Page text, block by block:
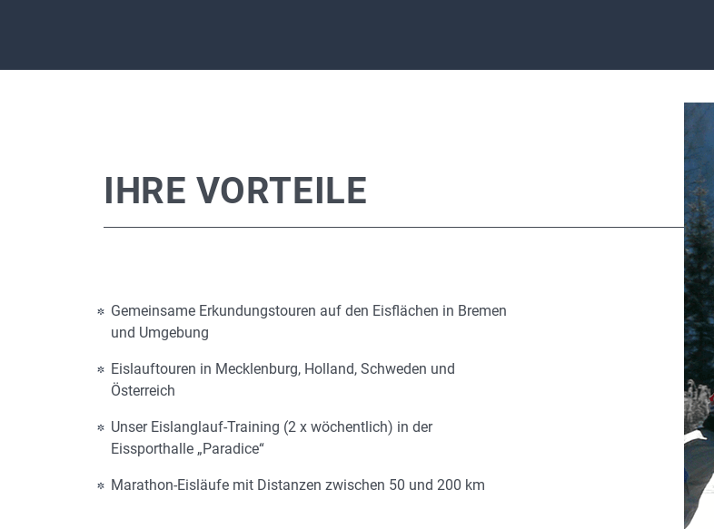
IHRE VORTEILE
Gemeinsame Erkundungstouren auf den Eisflächen in Bremen
und Umgebung
Eislauftouren in Mecklenburg, Holland, Schweden und
Österreich
Unser Eislanglauf-Training (2 x wöchentlich) in der
Eissporthalle „Paradice“
Marathon-Eisläufe mit Distanzen zwischen 50 und 200 km